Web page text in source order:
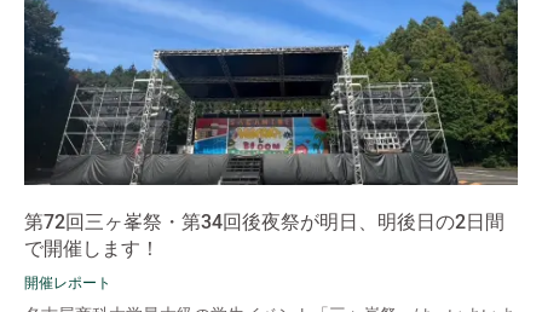
第72回三ヶ峯祭・第34回後夜祭が明日、明後日の2日間
で開催します！
開催レポート